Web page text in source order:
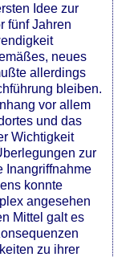
Idee zur
fünf Jahren
neues
allerdings
bleiben.
vor allem
und das
Wichtigkeit
zur
Inangriffnahme
konnte
angesehen
Mittel galt es
zu ihrer